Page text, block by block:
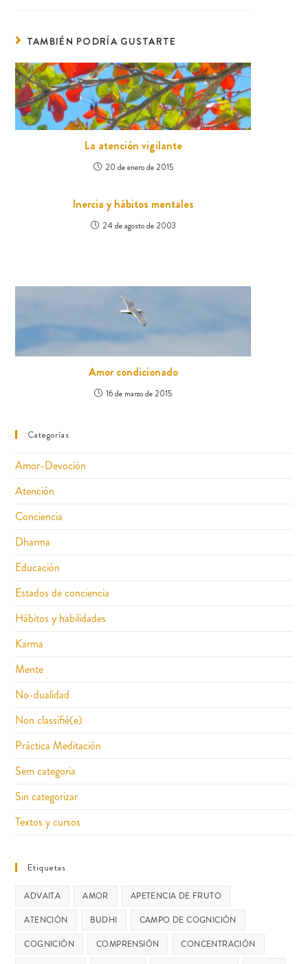
TAMBIÉN PODRÍA GUSTARTE
La atención vigilante
20 de enero de 2015
Inercia y hábitos mentales
24 de agosto de 2003
Amor condicionado
16 de marzo de 2015
Categorías
Amor-Devoción
Atención
Conciencia
Dharma
Educación
Estados de conciencia
Hábitos y habilidades
Karma
Mente
No-dualidad
Non classifié(e)
Práctica Meditación
Sem categoria
Sin categorizar
Textos y cursos
Etiquetas
ADVAITA AMOR
APETENCIA DE FRUTO
ATENCIÓN
BUDHI
CAMPO DE COGNICIÓN
COGNICIÓN
COMPRENSIÓN
CONCENTRACIÓN